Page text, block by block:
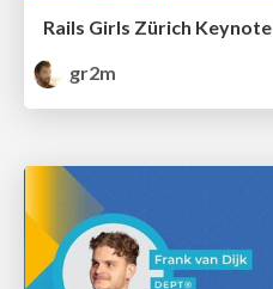
Rails Girls Zürich Keynote
gr2m